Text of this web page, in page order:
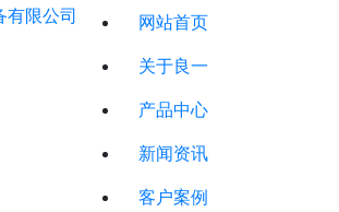
网站首页
关于良一
产品中心
新闻资讯
客户案例